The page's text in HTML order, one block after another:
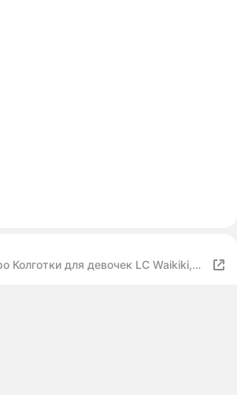
Колготки для девочек LC Waikiki,